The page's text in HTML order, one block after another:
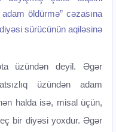
öldürmə” cəzasına
sürücünün aqiləsinə
üzündən deyil. Əgər
üzündən adam
halda isə, misal üçün,
bir diyəsi yoxdur. Əgər